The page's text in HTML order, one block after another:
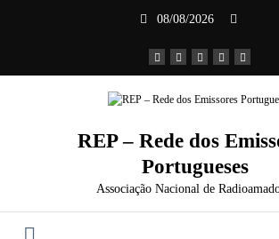
08/08/2026
REP – Rede dos
Portugueses
Associação Nacional de